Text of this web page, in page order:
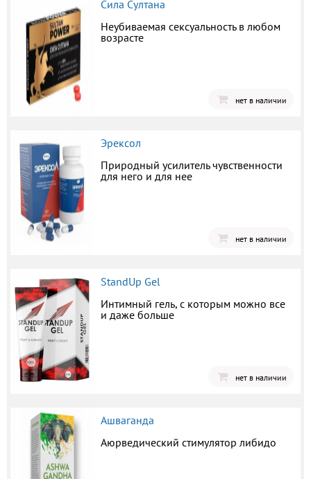
Сила Султана
Неубиваемая сексуальность в любом
возрасте
нет в наличии
Эрексол
Природный усилитель чувственности
для него и для нее
нет в наличии
StandUp Gel
Интимный гель, с которым можно все
и даже больше
нет в наличии
Ашваганда
Аюрведический стимулятор либидо